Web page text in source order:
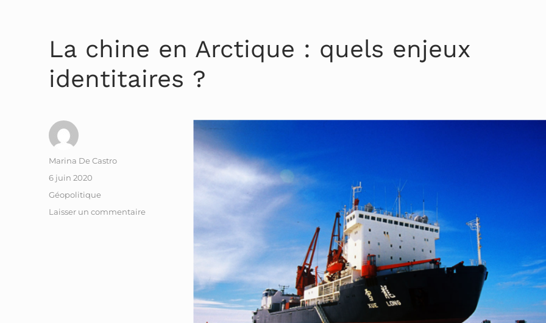
La chine en Arctique : quels enjeux
identitaires ?
Auteur
Marina De Castro
Publié
6 juin 2020
Catégories
Géopolitique
Laisser un commentaire